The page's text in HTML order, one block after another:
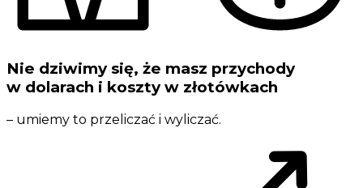
Nie dziwimy się, że masz przychody
w dolarach i koszty w złotówkach
– umiemy to przeliczać i wyliczać.